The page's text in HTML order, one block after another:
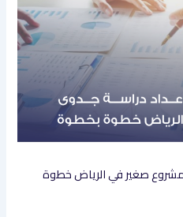
مشروع صغير في الرياض خطوة